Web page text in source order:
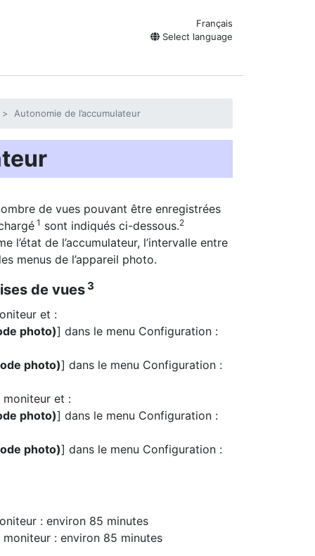
Français
Select language
Autonomie de l’accumulateur
de vues pouvant être enregistrées
1 sont indiqués ci-dessous.2
l’état de l’accumulateur, l’intervalle entre
menus de l’appareil photo.
de vues 3
et :
photo)] dans le menu Configuration :
photo)] dans le menu Configuration :
et :
photo)] dans le menu Configuration :
photo)] dans le menu Configuration :
: environ 85 minutes
: environ 85 minutes